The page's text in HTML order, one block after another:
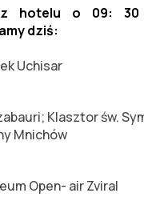
z hotelu o 09: 30
dziś:
Uchisar
Klasztor św.
Mnichów
Open- air Zviral